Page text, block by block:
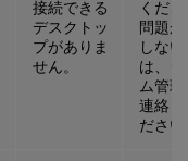
接続できる
デスクトッ
プがありま
せん。
くだ
問題
しな
は、
ム管
連絡し
ださい